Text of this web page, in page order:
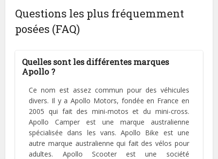
Questions les plus fréquemment
posées (FAQ)
Quelles sont les différentes marques
Apollo ?
Ce nom est assez commun pour des véhicules
divers. Il y a Apollo Motors, fondée en France en
2005 qui fait des mini-motos et du mini-cross.
Apollo Camper est une marque australienne
spécialisée dans les vans. Apollo Bike est une
autre marque australienne qui fait des vélos pour
adultes. Apollo Scooter est une société